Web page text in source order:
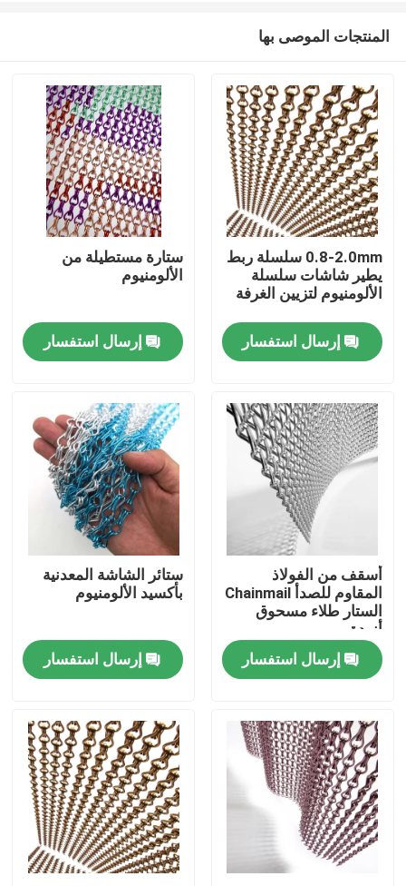
بيت
منتجات
أشرطة فيديو
معلومات عنا
جولة في المعمل
رقابة جودة
اطلب اقتباس
لوحات سياج شبكي
سياج شبكي عالي الأمان
المنتجات الموصى بها
0.8-2.0mm سلسلة ربط
يطير شاشات سلسلة
الألومنيوم لتزيين الغرفة
إرسال استفسار
ستارة مستطيلة من
الألومنيوم
إرسال استفسار
أسقف من الفولاذ
المقاوم للصدأ Chainmail
الستار طلاء مسحوق
أنودة
إرسال استفسار
ستائر الشاشة المعدنية
بأكسيد الألومنيوم
إرسال استفسار